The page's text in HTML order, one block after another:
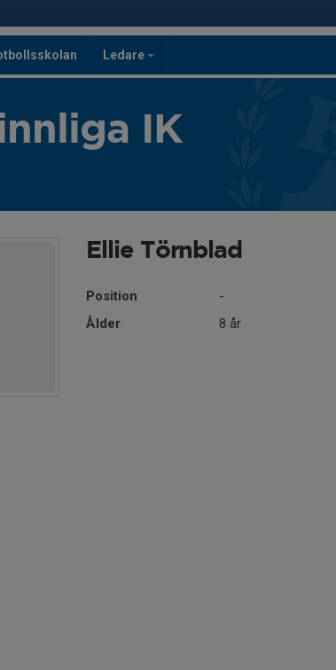
Ledare
IK
Ellie Törnblad
Position
-
Ålder
8 år